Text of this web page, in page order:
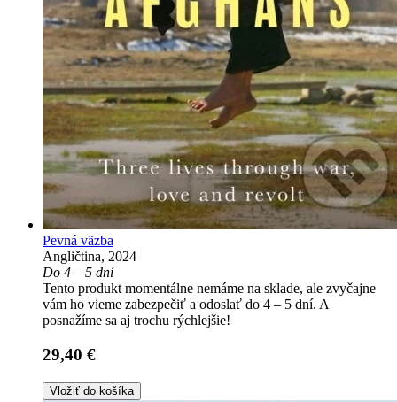
Pevná väzba
Angličtina, 2024
Do 4 – 5 dní
Tento produkt momentálne nemáme na sklade, ale zvyčajne
vám ho vieme zabezpečiť a odoslať do 4 – 5 dní. A
posnažíme sa aj trochu rýchlejšie!
29,40 €
Vložiť do košíka